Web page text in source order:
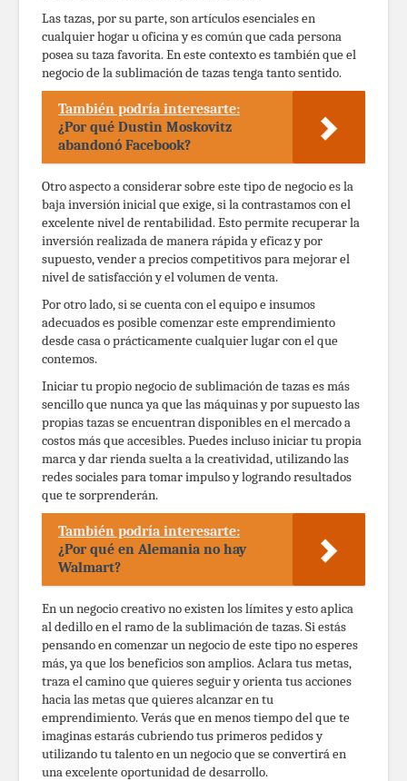
Las tazas, por su parte, son artículos esenciales en
cualquier hogar u oficina y es común que cada persona
posea su taza favorita. En este contexto es también que el
negocio de la sublimación de tazas tenga tanto sentido.
También podría interesarte:
¿Por qué Dustin Moskovitz
abandonó Facebook?
Otro aspecto a considerar sobre este tipo de negocio es la
baja inversión inicial que exige, si la contrastamos con el
excelente nivel de rentabilidad. Esto permite recuperar la
inversión realizada de manera rápida y eficaz y por
supuesto, vender a precios competitivos para mejorar el
nivel de satisfacción y el volumen de venta.
Por otro lado, si se cuenta con el equipo e insumos
adecuados es posible comenzar este emprendimiento
desde casa o prácticamente cualquier lugar con el que
contemos.
Iniciar tu propio negocio de sublimación de tazas es más
sencillo que nunca ya que las máquinas y por supuesto las
propias tazas se encuentran disponibles en el mercado a
costos más que accesibles. Puedes incluso iniciar tu propia
marca y dar rienda suelta a la creatividad, utilizando las
redes sociales para tomar impulso y logrando resultados
que te sorprenderán.
También podría interesarte:
¿Por qué en Alemania no hay
Walmart?
En un negocio creativo no existen los límites y esto aplica
al dedillo en el ramo de la sublimación de tazas. Si estás
pensando en comenzar un negocio de este tipo no esperes
más, ya que los beneficios son amplios. Aclara tus metas,
traza el camino que quieres seguir y orienta tus acciones
hacia las metas que quieres alcanzar en tu
emprendimiento. Verás que en menos tiempo del que te
imaginas estarás cubriendo tus primeros pedidos y
utilizando tu talento en un negocio que se convertirá en
una excelente oportunidad de desarrollo.